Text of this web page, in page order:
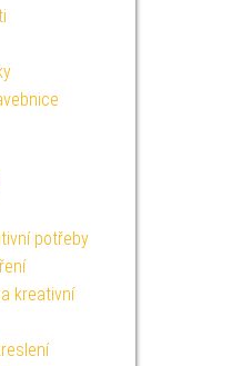
potřeby
kreativní